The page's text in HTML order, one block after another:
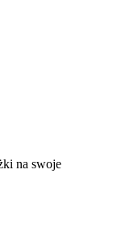
na swoje